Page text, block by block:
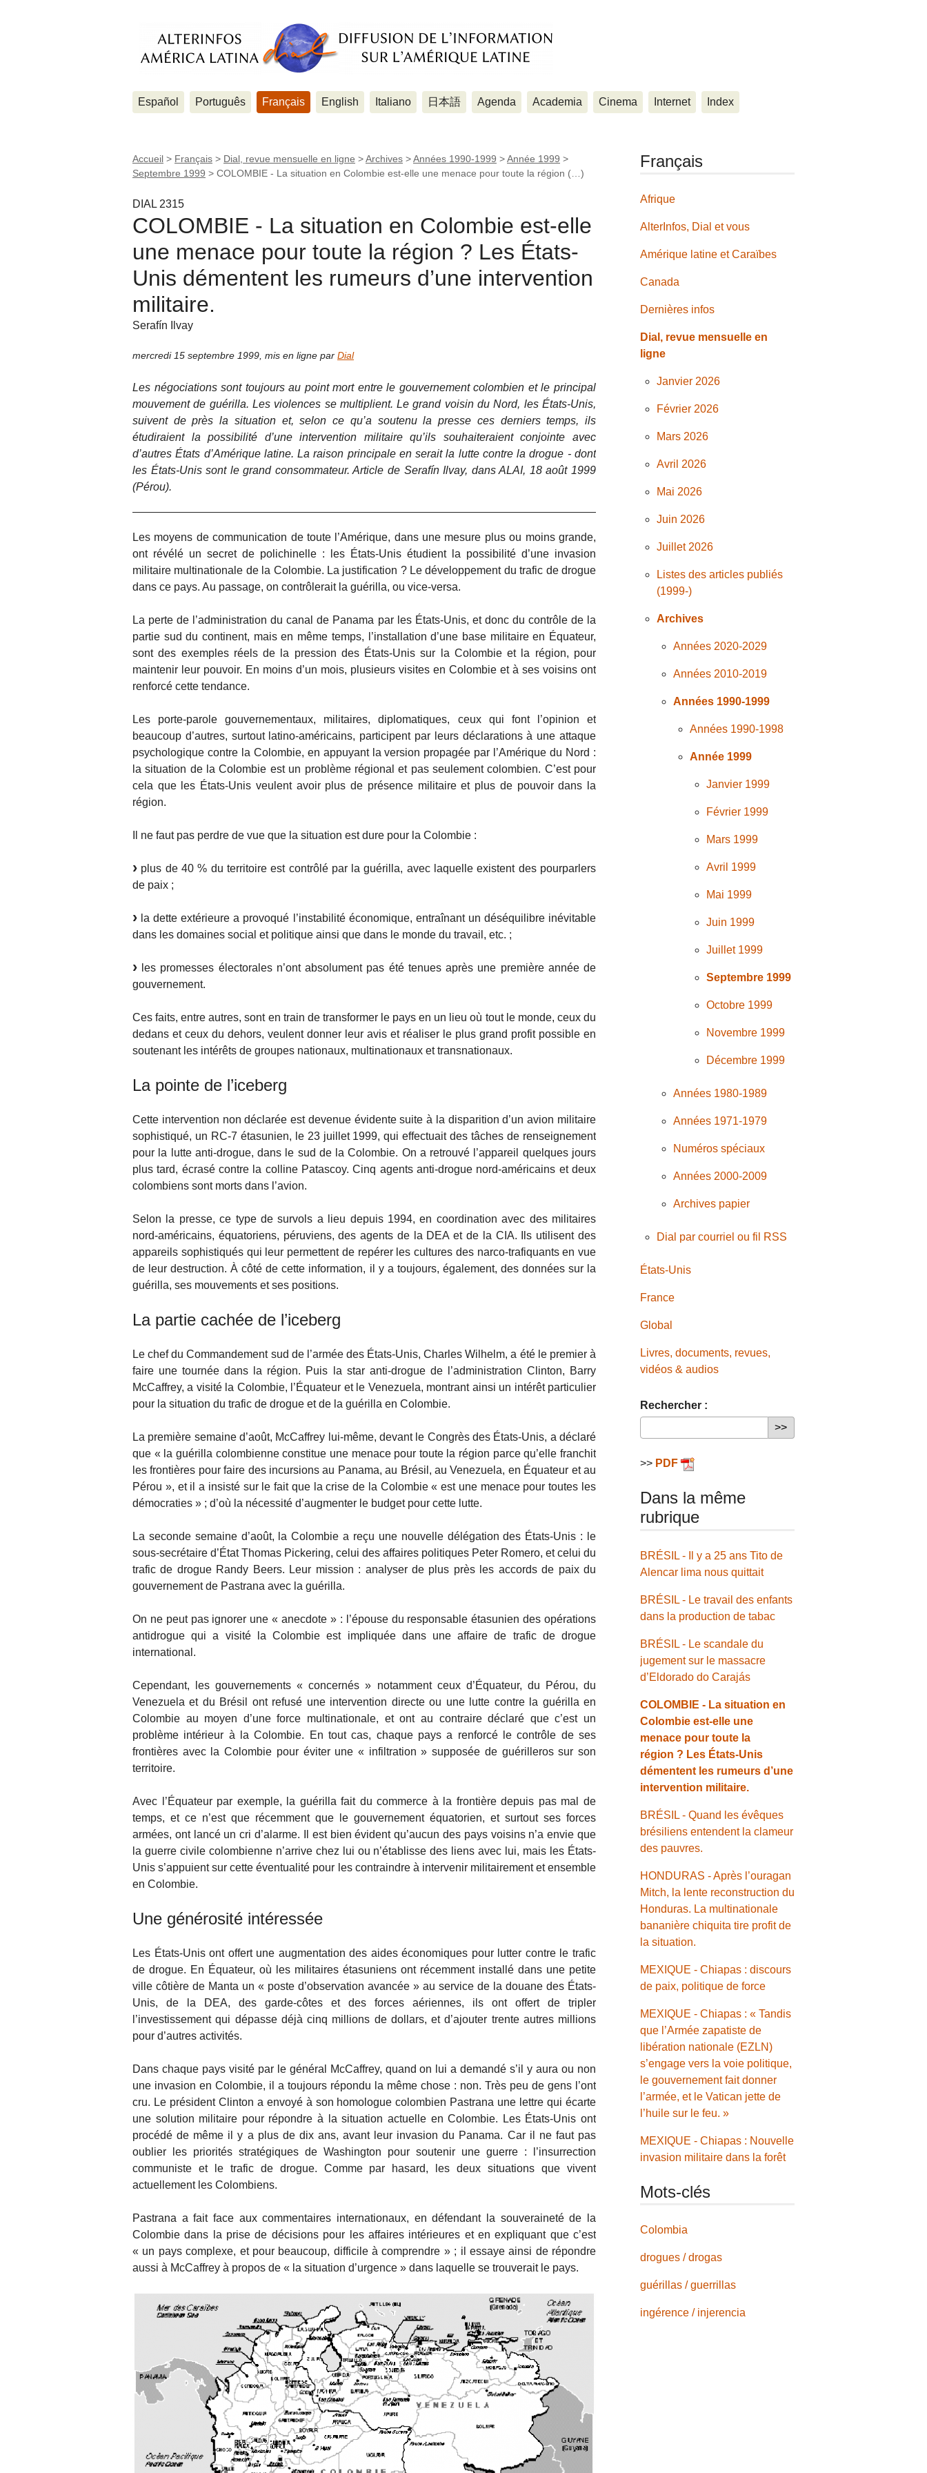
Español Português Français English Italiano 日本語 Agenda Academia Cinema Internet Index
Accueil > Français > Dial, revue mensuelle en ligne >Archives >Années 1990-1999 >Année 1999 >
Septembre 1999 > COLOMBIE - La situation en Colombie est-elle une menace pour toute la région (…)
DIAL 2315
COLOMBIE - La situation en Colombie est-elle
une menace pour toute la région ? Les États-
Unis démentent les rumeurs d’une intervention
militaire.
Serafín Ilvay
mercredi 15 septembre 1999 mis en ligne par Dial
Les négociations sont toujours au point mort entre le gouvernement colombien et le principal
mouvement de guérilla. Les violences se multiplient. Le grand voisin du Nord, les États-Unis,
suivent de près la situation et, selon ce qu’a soutenu la presse ces derniers temps, ils
étudiraient la possibilité d’une intervention militaire qu’ils souhaiteraient conjointe avec
d’autres États d’Amérique latine. La raison principale en serait la lutte contre la drogue - dont
les États-Unis sont le grand consommateur. Article de Serafín Ilvay, dans ALAI, 18 août 1999
(Pérou).
Les moyens de communication de toute l’Amérique, dans une mesure plus ou moins grande,
ont révélé un secret de polichinelle : les États-Unis étudient la possibilité d’une invasion
militaire multinationale de la Colombie. La justification ? Le développement du trafic de drogue
dans ce pays. Au passage, on contrôlerait la guérilla, ou vice-versa.
La perte de l’administration du canal de Panama par les États-Unis, et donc du contrôle de la
partie sud du continent, mais en même temps, l’installation d’une base militaire en Équateur,
sont des exemples réels de la pression des États-Unis sur la Colombie et la région, pour
maintenir leur pouvoir. En moins d’un mois, plusieurs visites en Colombie et à ses voisins ont
renforcé cette tendance.
Les porte-parole gouvernementaux, militaires, diplomatiques, ceux qui font l’opinion et
beaucoup d’autres, surtout latino-américains, participent par leurs déclarations à une attaque
psychologique contre la Colombie, en appuyant la version propagée par l’Amérique du Nord :
la situation de la Colombie est un problème régional et pas seulement colombien. C’est pour
cela que les États-Unis veulent avoir plus de présence militaire et plus de pouvoir dans la
région.
Il ne faut pas perdre de vue que la situation est dure pour la Colombie :
plus de 40 % du territoire est contrôlé par la guérilla, avec laquelle existent des pourparlers
de paix ;
la dette extérieure a provoqué l’instabilité économique, entraînant un déséquilibre inévitable
dans les domaines social et politique ainsi que dans le monde du travail, etc. ;
les promesses électorales n’ont absolument pas été tenues après une première année de
gouvernement.
Ces faits, entre autres, sont en train de transformer le pays en un lieu où tout le monde, ceux du
dedans et ceux du dehors, veulent donner leur avis et réaliser le plus grand profit possible en
soutenant les intérêts de groupes nationaux, multinationaux et transnationaux.
La pointe de l’iceberg
Cette intervention non déclarée est devenue évidente suite à la disparition d’un avion militaire
sophistiqué, un RC-7 étasunien, le 23 juillet 1999, qui effectuait des tâches de renseignement
pour la lutte anti-drogue, dans le sud de la Colombie. On a retrouvé l’appareil quelques jours
plus tard, écrasé contre la colline Patascoy. Cinq agents anti-drogue nord-américains et deux
colombiens sont morts dans l’avion.
Selon la presse, ce type de survols a lieu depuis 1994, en coordination avec des militaires
nord-américains, équatoriens, péruviens, des agents de la DEA et de la CIA. Ils utilisent des
appareils sophistiqués qui leur permettent de repérer les cultures des narco-trafiquants en vue
de leur destruction. À côté de cette information, il y a toujours, également, des données sur la
guérilla, ses mouvements et ses positions.
La partie cachée de l’iceberg
Le chef du Commandement sud de l’armée des États-Unis, Charles Wilhelm, a été le premier à
faire une tournée dans la région. Puis la star anti-drogue de l’administration Clinton, Barry
McCaffrey, a visité la Colombie, l’Équateur et le Venezuela, montrant ainsi un intérêt particulier
pour la situation du trafic de drogue et de la guérilla en Colombie.
La première semaine d’août, McCaffrey lui-même, devant le Congrès des États-Unis, a déclaré
que « la guérilla colombienne constitue une menace pour toute la région parce qu’elle franchit
les frontières pour faire des incursions au Panama, au Brésil, au Venezuela, en Équateur et au
Pérou », et il a insisté sur le fait que la crise de la Colombie « est une menace pour toutes les
démocraties » ; d’où la nécessité d’augmenter le budget pour cette lutte.
La seconde semaine d’août, la Colombie a reçu une nouvelle délégation des États-Unis : le
sous-secrétaire d’État Thomas Pickering, celui des affaires politiques Peter Romero, et celui du
trafic de drogue Randy Beers. Leur mission : analyser de plus près les accords de paix du
gouvernement de Pastrana avec la guérilla.
On ne peut pas ignorer une « anecdote » : l’épouse du responsable étasunien des opérations
antidrogue qui a visité la Colombie est impliquée dans une affaire de trafic de drogue
international.
Cependant, les gouvernements « concernés » notamment ceux d’Équateur, du Pérou, du
Venezuela et du Brésil ont refusé une intervention directe ou une lutte contre la guérilla en
Colombie au moyen d’une force multinationale, et ont au contraire déclaré que c’est un
problème intérieur à la Colombie. En tout cas, chaque pays a renforcé le contrôle de ses
frontières avec la Colombie pour éviter une « infiltration » supposée de guérilleros sur son
territoire.
Avec l’Équateur par exemple, la guérilla fait du commerce à la frontière depuis pas mal de
temps, et ce n’est que récemment que le gouvernement équatorien, et surtout ses forces
armées, ont lancé un cri d’alarme. Il est bien évident qu’aucun des pays voisins n’a envie que
la guerre civile colombienne n’arrive chez lui ou n’établisse des liens avec lui, mais les États-
Unis s’appuient sur cette éventualité pour les contraindre à intervenir militairement et ensemble
en Colombie.
Une générosité intéressée
Les États-Unis ont offert une augmentation des aides économiques pour lutter contre le trafic
de drogue. En Équateur, où les militaires étasuniens ont récemment installé dans une petite
ville côtière de Manta un « poste d’observation avancée » au service de la douane des États-
Unis, de la DEA, des garde-côtes et des forces aériennes, ils ont offert de tripler
l’investissement qui dépasse déjà cinq millions de dollars, et d’ajouter trente autres millions
pour d’autres activités.
Dans chaque pays visité par le général McCaffrey, quand on lui a demandé s’il y aura ou non
une invasion en Colombie, il a toujours répondu la même chose : non. Très peu de gens l’ont
cru. Le président Clinton a envoyé à son homologue colombien Pastrana une lettre qui écarte
une solution militaire pour répondre à la situation actuelle en Colombie. Les États-Unis ont
procédé de même il y a plus de dix ans, avant leur invasion du Panama. Car il ne faut pas
oublier les priorités stratégiques de Washington pour soutenir une guerre : l’insurrection
communiste et le trafic de drogue. Comme par hasard, les deux situations que vivent
actuellement les Colombiens.
Pastrana a fait face aux commentaires internationaux, en défendant la souveraineté de la
Colombie dans la prise de décisions pour les affaires intérieures et en expliquant que c’est
« un pays complexe, et pour beaucoup, difficile à comprendre » ; il essaye ainsi de répondre
aussi à McCaffrey à propos de « la situation d’urgence » dans laquelle se trouverait le pays.
Français
Afrique
AlterInfos, Dial et vous
Amérique latine et Caraïbes
Canada
Dernières infos
Dial, revue mensuelle en
ligne
Janvier 2026
Février 2026
Mars 2026
Avril 2026
Mai 2026
Juin 2026
Juillet 2026
Listes des articles publiés
(1999-)
Archives
Années 2020-2029
Années 2010-2019
Années 1990-1999
Années 1990-1998
Année 1999
Janvier 1999
Février 1999
Mars 1999
Avril 1999
Mai 1999
Juin 1999
Juillet 1999
Septembre 1999
Octobre 1999
Novembre 1999
Décembre 1999
Années 1980-1989
Années 1971-1979
Numéros spéciaux
Années 2000-2009
Archives papier
Dial par courriel ou fil RSS
États-Unis
France
Global
Livres, documents, revues,
vidéos & audios
Rechercher :
>> PDF
Dans la même
rubrique
BRÉSIL - Il y a 25 ans Tito de
Alencar lima nous quittait
BRÉSIL - Le travail des enfants
dans la production de tabac
BRÉSIL - Le scandale du
jugement sur le massacre
d’Eldorado do Carajás
COLOMBIE - La situation en
Colombie est-elle une
menace pour toute la
région ? Les États-Unis
démentent les rumeurs d’une
intervention militaire.
BRÉSIL - Quand les évêques
brésiliens entendent la clameur
des pauvres.
HONDURAS - Après l’ouragan
Mitch, la lente reconstruction du
Honduras. La multinationale
bananière chiquita tire profit de
la situation.
MEXIQUE - Chiapas : discours
de paix, politique de force
MEXIQUE - Chiapas : « Tandis
que l’Armée zapatiste de
libération nationale (EZLN)
s’engage vers la voie politique,
le gouvernement fait donner
l’armée, et le Vatican jette de
l’huile sur le feu. »
MEXIQUE - Chiapas : Nouvelle
invasion militaire dans la forêt
Mots-clés
Colombia
drogues / drogas
guérillas / guerrillas
ingérence / injerencia